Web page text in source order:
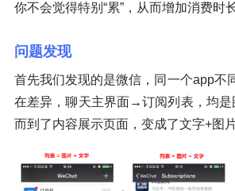
你不会觉得特别“累”，从而增加消费时长
问题发现
首先我们发现的是微信，同一个app不
在差异，聊天主界面→订阅列表，均是
而到了内容展示页面，变成了文字+图